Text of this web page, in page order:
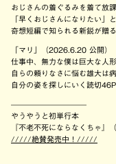
おじさんの着ぐるみを着て放
「早くおじさんになりたい」
奇想短編で知られる新鋭が贈
「マリ」（2026.6.20 公開）
仕事中、無力な僕は巨大な人
自らの頼りなさに悩む雄大は
自分の姿を探しにいく読切46P
——————————
やうやうと初単行本
『不老不死にならなくちゃ』
/////絶賛発売中！/////